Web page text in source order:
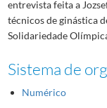
entrevista feita a
técnicos de ginástica
Solidariedade
Sistema de
Numérico